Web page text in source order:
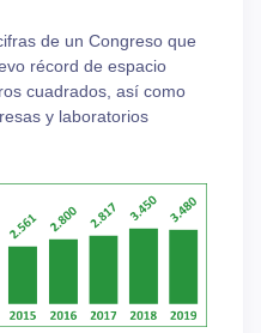
de un Congreso que
récord de espacio
cuadrados, así como
y laboratorios